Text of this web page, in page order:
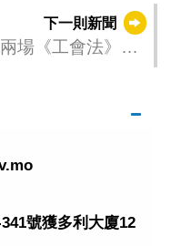
下一則新聞
場《工會法》講
號獲多利大廈12